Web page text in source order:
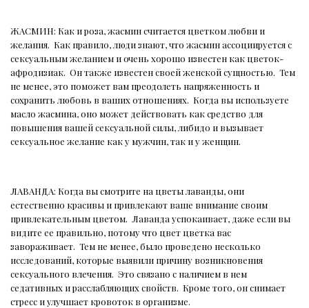
ЖАСМИН: Как и роза, жасмин считается цветком любви и
желания. Как правило, люди знают, что жасмин ассоциируется с
сексуальным желанием и очень хорошо известен как цветок-
афродизиак. Он также известен своей женской сущностью. Тем
не менее, это поможет вам преодолеть напряженность и
сохранить любовь в ваших отношениях. Когда вы используете
масло жасмина, оно может действовать как средство для
повышения вашей сексуальной силы, либидо и вызывает
сексуальное желание как у мужчин, так и у женщин.
ЛАВАНДА: Когда вы смотрите на цветы лаванды, они
естественно красивы и привлекают ваше внимание своим
привлекательным цветом. Лаванда успокаивает, даже если вы
видите ее правильно, потому что цвет цветка вас
завораживает. Тем не менее, было проведено несколько
исследований, которые выявили причину возникновения
сексуального влечения. Это связано с наличием в нем
седативных и расслабляющих свойств. Кроме того, он снимает
стресс и улучшает кровоток в организме.